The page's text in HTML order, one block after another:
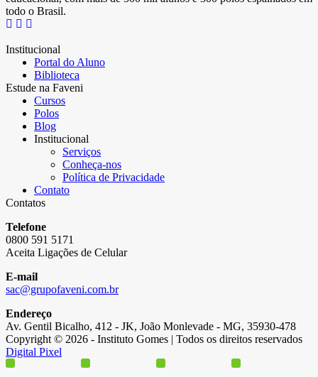
todo o Brasil.
Institucional
Portal do Aluno
Biblioteca
Estude na Faveni
Cursos
Polos
Blog
Institucional
Serviços
Conheça-nos
Política de Privacidade
Contato
Contatos
Telefone
0800 591 5171
Aceita Ligações de Celular
E-mail
sac@grupofaveni.com.br
Endereço
Av. Gentil Bicalho, 412 - JK, João Monlevade - MG, 35930-478
Copyright © 2026 - Instituto Gomes | Todos os direitos reservados
Digital Pixel